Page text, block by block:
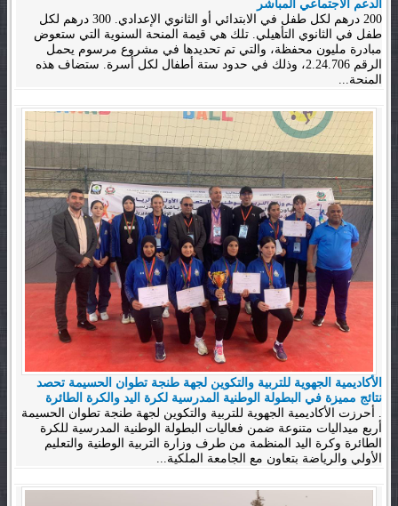
الدعم الاجتماعي المباشر
200 درهم لكل طفل في الابتدائي أو الثانوي الإعدادي. 300 درهم لكل
طفل في الثانوي التأهيلي. تلك هي قيمة المنحة السنوية التي ستعوض
مبادرة مليون محفظة، والتي تم تحديدها في مشروع مرسوم يحمل
الرقم 2.24.706، وذلك في حدود ستة أطفال لكل أسرة. ستضاف هذه
المنحة...
الأكاديمية الجهوية للتربية والتكوين لجهة طنجة تطوان الحسيمة تحصد
نتائج مميزة في البطولة الوطنية المدرسية لكرة اليد والكرة الطائرة
. أحرزت الأكاديمية الجهوية للتربية والتكوين لجهة طنجة تطوان الحسيمة
أربع ميداليات متنوعة ضمن فعاليات البطولة الوطنية المدرسية للكرة
الطائرة وكرة اليد المنظمة من طرف وزارة التربية الوطنية والتعليم
الأولي والرياضة بتعاون مع الجامعة الملكية...